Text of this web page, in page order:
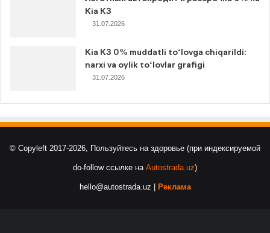
Kia K3
31.07.2026
Kia K3 0% muddatli to‘lovga chiqarildi:
narxi va oylik to‘lovlar grafigi
31.07.2026
© Copyleft 2017-2026, Пользуйтесь на здоровье (при индексируемой
do-follow ссылке на Autostrada.uz)
hello@autostrada.uz | Реклама